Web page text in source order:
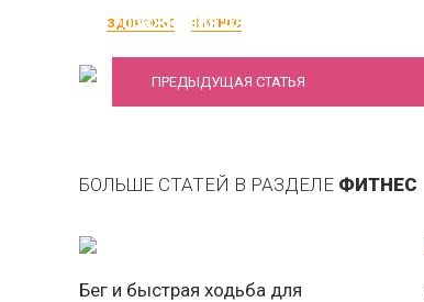
ЗДОРОВЬЕ ФИТНЕС
Упражнения для красивых ягодиц
ПРЕДЫДУЩАЯ СТАТЬЯ
БОЛЬШЕ СТАТЕЙ В РАЗДЕЛЕ ФИТНЕС
Бег и быстрая ходьба для